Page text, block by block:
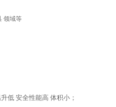
领域等
低 安全性能高 体积小；